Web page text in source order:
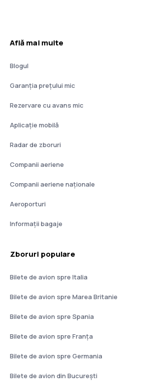
Află mai multe
Blogul
Garanția prețului mic
Rezervare cu avans mic
Aplicație mobilă
Radar de zboruri
Companii aeriene
Companii aeriene naţionale
Aeroporturi
Informații bagaje
Zboruri populare
Bilete de avion spre Italia
Bilete de avion spre Marea Britanie
Bilete de avion spre Spania
Bilete de avion spre Franţa
Bilete de avion spre Germania
Bilete de avion din București